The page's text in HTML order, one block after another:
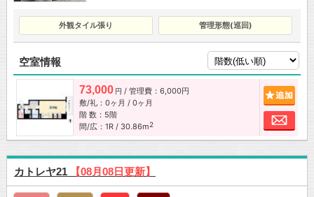
外観タイル張り 管理形態(巡回)
空室情報
73,000 円 / 管理費：6,000円
敷/礼：0ヶ月 / 0ヶ月
階 数：5階
間/広：1R / 30.86m2
お
カトレヤ21 【08月08日更新】